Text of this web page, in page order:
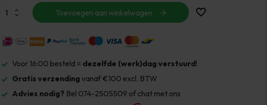
Toevoegen aan winkelwagen
Voor 16:00 besteld = dezelfde (werk)dag verstuurd!
Gratis verzending vanaf €100 excl. BTW
Advies nodig? Bel 074-2505509 of chat met ons